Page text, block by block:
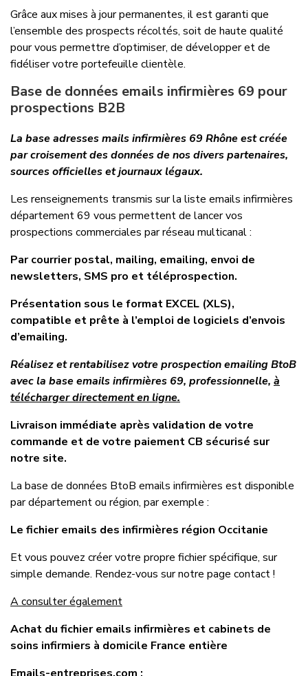
Grâce aux mises à jour permanentes, il est garanti que
l’ensemble des prospects récoltés, soit de haute qualité
pour vous permettre d’optimiser, de développer et de
fidéliser votre portefeuille clientèle.
Base de données emails infirmières 69 pour
prospections B2B
La base adresses mails infirmières 69 Rhône est créée
par croisement des données de nos divers partenaires,
sources officielles et journaux légaux.
Les renseignements transmis sur la liste emails infirmières
département 69 vous permettent de lancer vos
prospections commerciales par réseau multicanal :
Par courrier postal, mailing, emailing, envoi de
newsletters, SMS pro et téléprospection.
Présentation sous le format EXCEL (XLS),
compatible et prête à l’emploi de logiciels d’envois
d’emailing.
Réalisez et rentabilisez votre prospection emailing BtoB
avec la base emails infirmières 69, professionnelle, à
télécharger directement en ligne.
Livraison immédiate après validation de votre
commande et de votre paiement CB sécurisé sur
notre site.
La base de données BtoB emails infirmières est disponible
par département ou région, par exemple :
Le fichier emails des infirmières région Occitanie
Et vous pouvez créer votre propre fichier spécifique, sur
simple demande. Rendez-vous sur notre page contact !
A consulter également
Achat du fichier emails infirmières et cabinets de
soins infirmiers à domicile France entière